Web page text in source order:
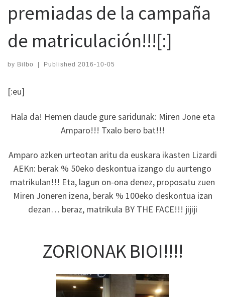
premiadas de la campaña
de matriculación!!![:]
by Bilbo Published 2016-10-05
[:eu]
Hala da! Hemen daude gure saridunak: Miren Jone eta
Amparo!!! Txalo bero bat!!!
Amparo azken urteotan aritu da euskara ikasten Lizardi
AEKn: berak % 50eko deskontua izango du aurtengo
matrikulan!!! Eta, lagun on-ona denez, proposatu zuen
Miren Joneren izena, berak % 100eko deskontua izan
dezan… beraz, matrikula BY THE FACE!!! jijiji
ZORIONAK BIOI!!!!